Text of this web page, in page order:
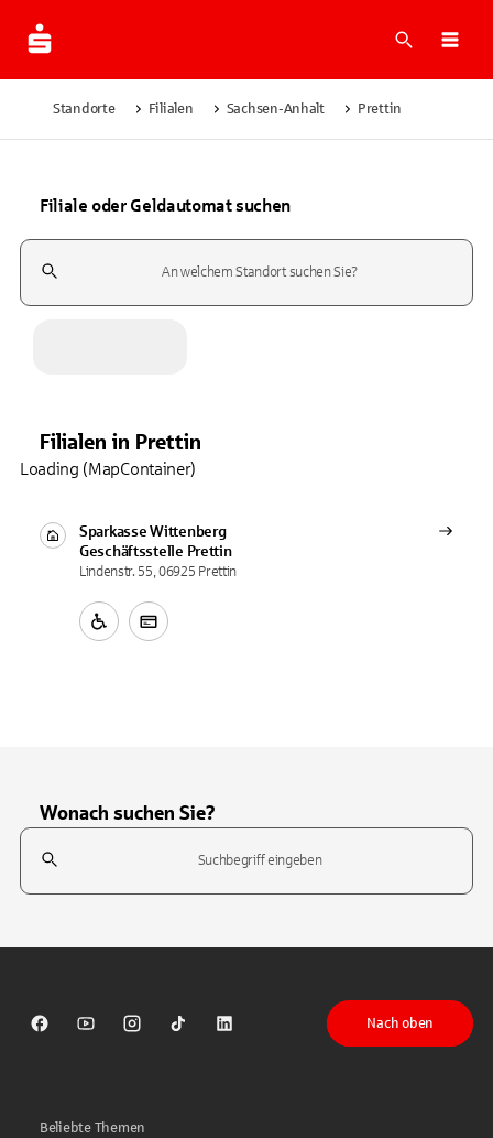
Suche
Standorte Filialen Sachsen-Anhalt Prettin
Filiale oder Geldautomat suchen
Suchfeld
Filialen in Prettin
Sparkasse Wittenberg
Geschäftsstelle Prettin
Lindenstr. 55, 06925 Prettin
Loading (MapContainer)
Wonach suchen Sie?
Suchfeld
Sparkasse auf Facebook
Sparkasse auf Youtube
Sparkasse auf Instagram
Sparkasse auf TikTok
Sparkasse auf LinkedIn
Nach oben
Beliebte Themen